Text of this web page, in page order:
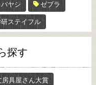
ヤシ ゼブラ
ステイフル
探す
房具屋さん大賞